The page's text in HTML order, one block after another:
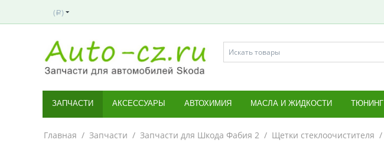
( Р )
ЗАПЧАСТИ АКСЕССУАРЫ АВТОХИМИЯ МАСЛА И ЖИДКОСТИ ТЮНИНГ
Главная / Запчасти / Запчасти для Шкода Фабия 2 / Щетки стеклоочистителя /